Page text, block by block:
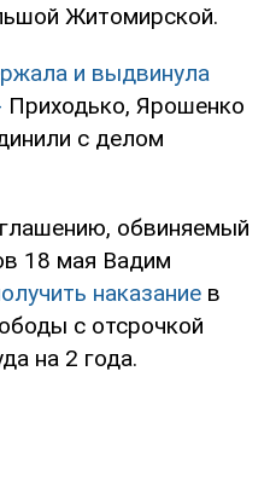
Житомирской.
и выдвинула
Приходько, Ярошенко
с делом
обвиняемый
18 мая Вадим
наказание в
с отсрочкой
на 2 года.